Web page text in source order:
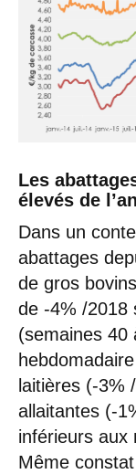
Les
élevés de
Dans un
abattages
de gros
de -4% /2018
(semaines 40
laitières (-3%
allaitantes (-
inférieurs aux
Même